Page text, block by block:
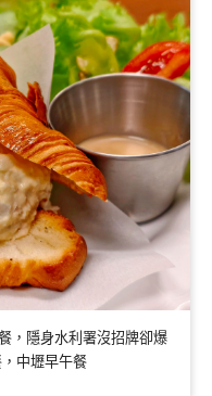
，隱身水利署沒招牌卻爆
中壢早午餐